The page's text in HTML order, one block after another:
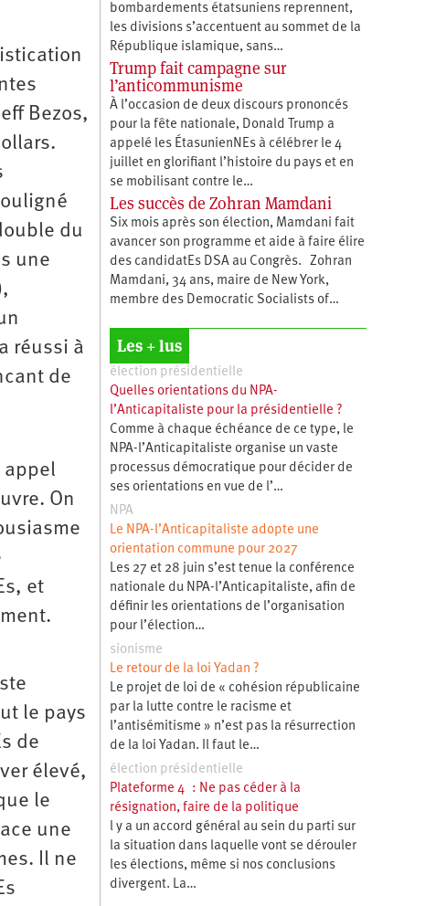
Bezos,
du
une
réussi à
de
appel
On
et
le pays
de
élevé,
le
une
Il ne
bombardements étatsuniens reprennent,
les divisions s’accentuent au sommet de la
République islamique, sans…
Trump fait campagne sur
l’anticommunisme
À l’occasion de deux discours prononcés
pour la fête nationale, Donald Trump a
appelé les ÉtasunienNEs à célébrer le 4
juillet en glorifiant l’histoire du pays et en
se mobilisant contre le…
Les succès de Zohran Mamdani
Six mois après son élection, Mamdani fait
avancer son programme et aide à faire élire
des candidatEs DSA au Congrès. Zohran
Mamdani, 34 ans, maire de New York,
membre des Democratic Socialists of…
Les + lus
élection présidentielle
Quelles orientations du NPA-
l’Anticapitaliste pour la présidentielle ?
Comme à chaque échéance de ce type, le
NPA-l’Anticapitaliste organise un vaste
processus démocratique pour décider de
ses orientations en vue de l’…
NPA
Le NPA-l’Anticapitaliste adopte une
orientation commune pour 2027
Les 27 et 28 juin s’est tenue la conférence
nationale du NPA-l’Anticapitaliste, afin de
définir les orientations de l’organisation
pour l’élection…
sionisme
Le retour de la loi Yadan ?
Le projet de loi de « cohésion républicaine
par la lutte contre le racisme et
l’antisémitisme » n’est pas la résurrection
de la loi Yadan. Il faut le…
élection présidentielle
Plateforme 4 : Ne pas céder à la
résignation, faire de la politique
l y a un accord général au sein du parti sur
la situation dans laquelle vont se dérouler
les élections, même si nos conclusions
divergent. La…